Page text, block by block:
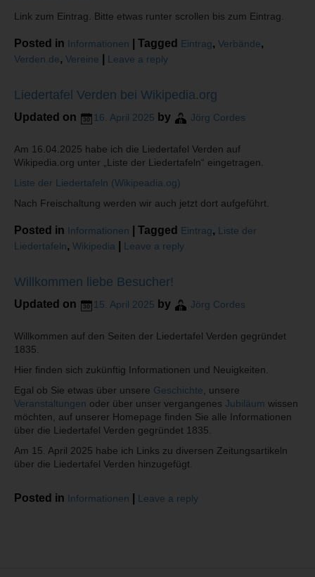
Link zum Eintrag. Bitte etwas runter scrollen bis zum Eintrag.
Posted in Informationen Tagged Eintrag, Verbände,
Verden.de, Vereine Leave a reply
Liedertafel Verden bei Wikipedia.org
Updated on 16. April 2025 by Jörg Cordes
Am 16.04.2025 habe ich die Liedertafel Verden auf
Wikipedia.org unter „Liste der Liedertafeln“ eingetragen.
Liste der Liedertafeln (Wikipeadia.og)
Nach Freischaltung werden wir auch jetzt dort aufgeführt.
Posted in Informationen Tagged Eintrag, Liste der
Liedertafeln, Wikipedia Leave a reply
Willkommen liebe Besucher!
Updated on 15. April 2025 by Jörg Cordes
Willkommen auf den Seiten der Liedertafel Verden gegründet
1835.
Hier finden sich zukünftig Informationen und Neuigkeiten.
Egal ob Sie etwas über unsere Geschichte , unsere
Veranstaltungen oder über unser vergangenes Jubiläum wissen
möchten, auf unserer Homepage finden Sie alle Informationen
über die Liedertafel Verden gegründet 1835.
Am 15. April 2025 habe ich Links zu diversen Zeitungsartikeln
über die Liedertafel Verden hinzugefügt.
Posted in Informationen Leave a reply